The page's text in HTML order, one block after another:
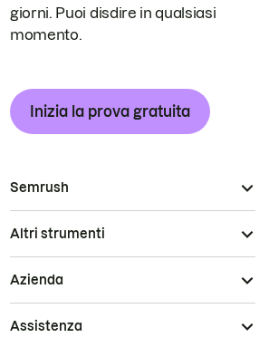
giorni. Puoi disdire in qualsiasi
momento.
Inizia la prova gratuita
Semrush
Altri strumenti
Azienda
Assistenza